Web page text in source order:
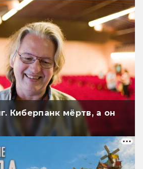
Киберпанк мёртв, а он